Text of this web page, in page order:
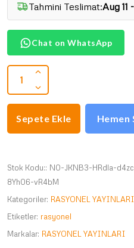
Tahmini Teslimat:Aug 11
Chat on WhatsApp
Sepete Ekle Hemen
Stok Kodu:: N0-JKNB3-HRdla-
8Yh06-vR4bM
Kategoriler: RASYONEL YAYINLARI
Etiketler: rasyonel
Markalar: RASYONEL YAYINLARI